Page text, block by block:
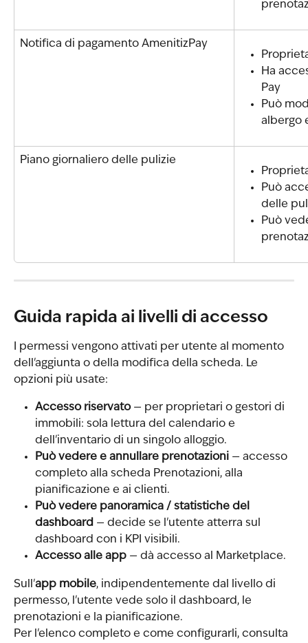
Notifica di pagamento AmenitizPay
Ha
Pay
Può
albergo
Piano giornaliero delle pulizie
Può
delle
Può
Guida rapida ai livelli di accesso
I permessi vengono attivati per utente al momento
dell'aggiunta o della modifica della scheda. Le
opzioni più usate:
Accesso riservato — per proprietari o gestori di
immobili: sola lettura del calendario e
dell'inventario di un singolo alloggio.
Può vedere e annullare prenotazioni — accesso
completo alla scheda Prenotazioni, alla
pianificazione e ai clienti.
Può vedere panoramica / statistiche del
dashboard — decide se l'utente atterra sul
dashboard con i KPI visibili.
Accesso alle app — dà accesso al Marketplace.
Sull'app mobile, indipendentemente dal livello di
permesso, l'utente vede solo il dashboard, le
prenotazioni e la pianificazione.
Per l'elenco completo e come configurarli, consulta